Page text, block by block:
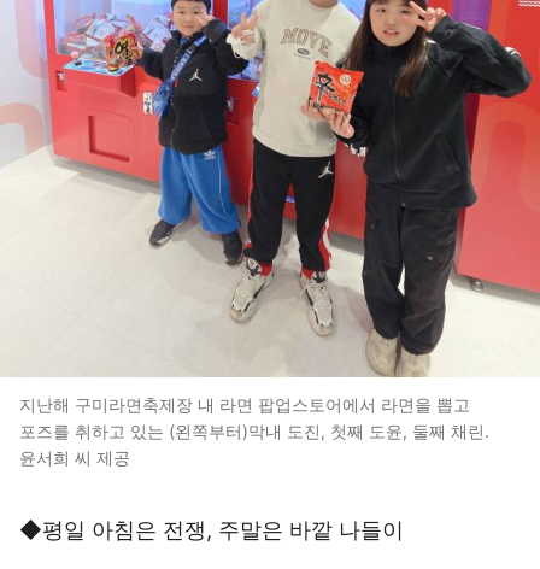
지난해 구미라면축제장 내 라면 팝업스토어에서 라면을 뽑고
포즈를 취하고 있는 (왼쪽부터)막내 도진, 첫째 도윤, 둘째 채린.
윤서희 씨 제공
◆평일 아침은 전쟁, 주말은 바깥 나들이